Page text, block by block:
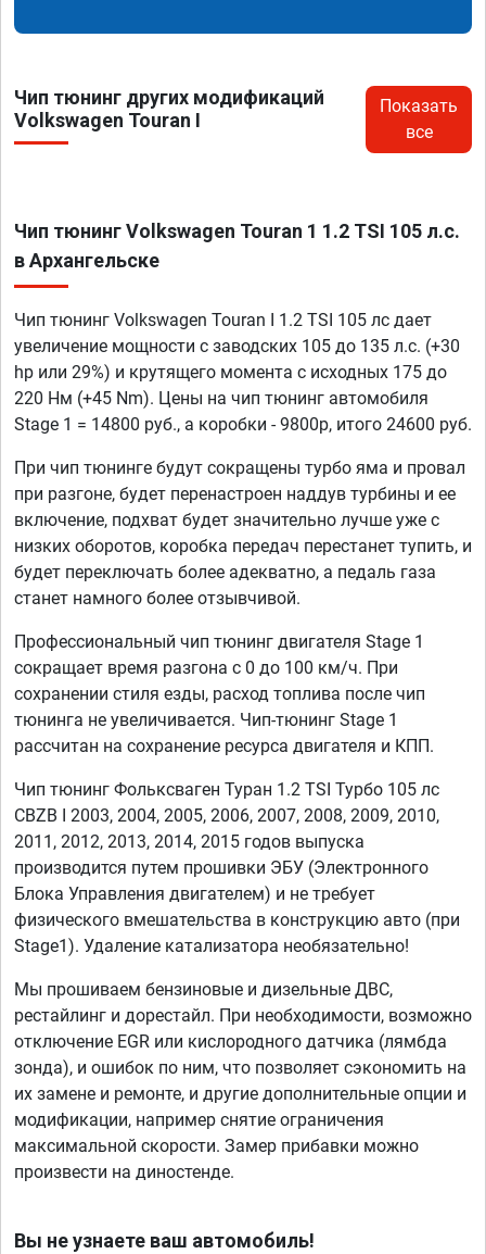
Чип тюнинг других модификаций
Volkswagen Touran I
Показать
все
Чип тюнинг Volkswagen Touran 1 1.2 TSI 105 л.с.
в Архангельске
Чип тюнинг Volkswagen Touran I 1.2 TSI 105 лс дает
увеличение мощности с заводских 105 до 135 л.с. (+30
hp или 29%) и крутящего момента с исходных 175 до
220 Нм (+45 Nm). Цены на чип тюнинг автомобиля
Stage 1 = 14800 руб., а коробки - 9800р, итого 24600 руб.
При чип тюнинге будут сокращены турбо яма и провал
при разгоне, будет перенастроен наддув турбины и ее
включение, подхват будет значительно лучше уже с
низких оборотов, коробка передач перестанет тупить, и
будет переключать более адекватно, а педаль газа
станет намного более отзывчивой.
Профессиональный чип тюнинг двигателя Stage 1
сокращает время разгона с 0 до 100 км/ч. При
сохранении стиля езды, расход топлива после чип
тюнинга не увеличивается. Чип-тюнинг Stage 1
рассчитан на сохранение ресурса двигателя и КПП.
Чип тюнинг Фольксваген Туран 1.2 TSI Турбо 105 лс
CBZB I 2003, 2004, 2005, 2006, 2007, 2008, 2009, 2010,
2011, 2012, 2013, 2014, 2015 годов выпуска
производится путем прошивки ЭБУ (Электронного
Блока Управления двигателем) и не требует
физического вмешательства в конструкцию авто (при
Stage1). Удаление катализатора необязательно!
Мы прошиваем бензиновые и дизельные ДВС,
рестайлинг и дорестайл. При необходимости, возможно
отключение EGR или кислородного датчика (лямбда
зонда), и ошибок по ним, что позволяет сэкономить на
их замене и ремонте, и другие дополнительные опции и
модификации, например снятие ограничения
максимальной скорости. Замер прибавки можно
произвести на диностенде.
Вы не узнаете ваш автомобиль!